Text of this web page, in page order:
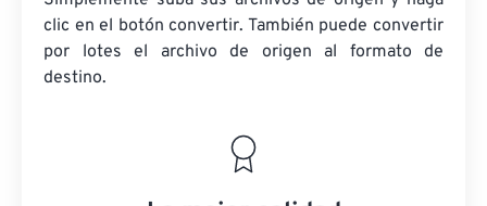
clic en el botón convertir. También puede convertir
por lotes el archivo de origen al formato de
destino.